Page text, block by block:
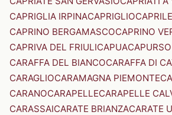
CAPRIGLIA IRPINACAPRIGLIOCAPRILE
CAPRINO BERGAMASCOCAPRINO
CAPRIVA DEL FRIULICAPUACAPURSO
CARAFFA DEL BIANCOCARAFFA DI
CARAGLIOCARAMAGNA PIEMONTE
CARANOCARAPELLECARAPELLE
CARASSAICARATE BRIANZACARATE